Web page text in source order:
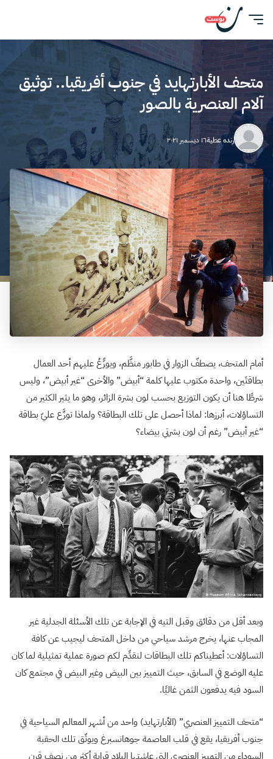
متحف الأبارتهايد في جنوب أفريقيا.. توثيق
آلام العنصرية بالصور
رنده عطية١٦ ديسمبر ٢٠٢١
أمام المتحف، يصطفّ الزوار في طابور منظَّم، ويوزِّعُ عليهم أحد العمال
بطاقتَين، واحدة مكتوب عليها كلمة “أبيض” والأخرى “غير أبيض”، وليس
شرطًا هنا أن يكون التوزيع بحسب لون بشرة الزائر، وهو ما يثير الكثير من
التساؤلات، أبرزها: لماذا أحصل على تلك البطاقة؟ ولماذا توزَّع عليّ بطاقة
“غير أبيض” رغم أن لون بشرتي بيضاء؟
وبعد أقل من دقائق وقبل التيه في الإجابة عن تلك الأسئلة الجدلية غير
المجاب عنها، يخرج مرشد سياحي من داخل المتحف ليجيب عن كافة
التساؤلات: أعطيناكم تلك البطاقات لنقدِّم لكم صورة عملية تمثيلية لما كان
عليه الوضع في السابق، حيث التمييز بين البيض وغير البيض في مجتمع كان
السود فيه يدفعون الثمن غاليًا.
“متحف التمييز العنصري” (الأبارتهايد) واحد من أشهر المعالم السياحية في
جنوب أفريقيا، يقع في قلب العاصمة جوهانسبرغ ويوثّق تلك الحقبة
السوداء من التمييز العنصري التي عاشتها البلاد قرابة أكثر من نصف قرن